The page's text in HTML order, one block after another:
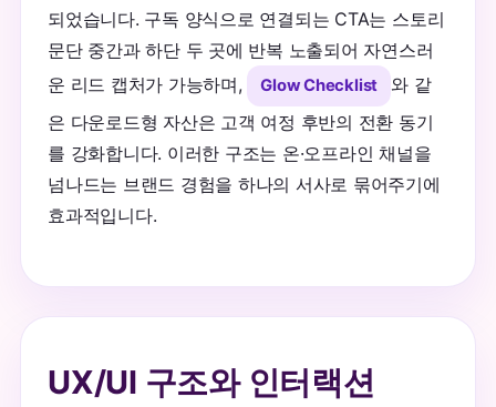
되었습니다. 구독 양식으로 연결되는 CTA는 스토리
문단 중간과 하단 두 곳에 반복 노출되어 자연스러
운 리드 캡처가 가능하며,
Glow Checklist
와 같
은 다운로드형 자산은 고객 여정 후반의 전환 동기
를 강화합니다. 이러한 구조는 온·오프라인 채널을
넘나드는 브랜드 경험을 하나의 서사로 묶어주기에
효과적입니다.
UX/UI 구조와 인터랙션